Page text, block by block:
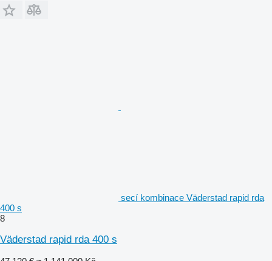
secí kombinace Väderstad rapid rda
400 s
8
Väderstad rapid rda 400 s